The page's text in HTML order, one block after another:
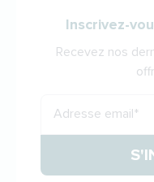
Inscrivez-
Recevez nos
Adresse email*